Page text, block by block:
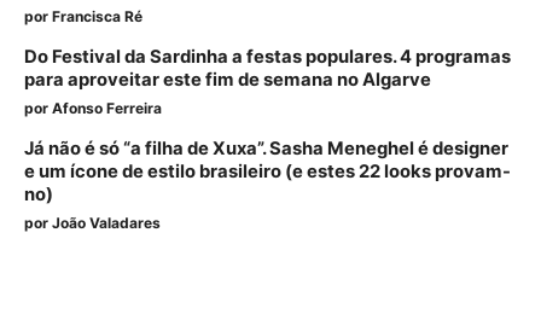
por Francisca Ré
Do Festival da Sardinha a festas populares. 4 programas
para aproveitar este fim de semana no Algarve
por Afonso Ferreira
Já não é só “a filha de Xuxa”. Sasha Meneghel é designer
e um ícone de estilo brasileiro (e estes 22 looks provam-
no)
por João Valadares